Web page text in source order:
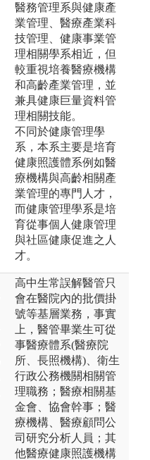
醫務管理系與健康產
業管理、醫療產業科
技管理、健康事業管
理相關學系相近，但
較重視培養醫療機構
和高齡產業管理，並
兼具健康巨量資料管
理相關技能。
不同於健康管理學
系，本系主要是培育
健康照護體系例如醫
療機構與高齡相關產
業管理的專門人才，
而健康管理學系是培
育從事個人健康管理
與社區健康促進之人
才。
高中生常誤解醫管只
會在醫院內的批價掛
號等基層業務，事實
上，醫管畢業生可從
事醫療體系(醫療院
所、長照機構)、衛生
行政公務機關相關管
理職務；醫療相關基
金會、協會幹事；醫
療機構、醫療顧問公
司研究分析人員；其
他醫療健康照護機構